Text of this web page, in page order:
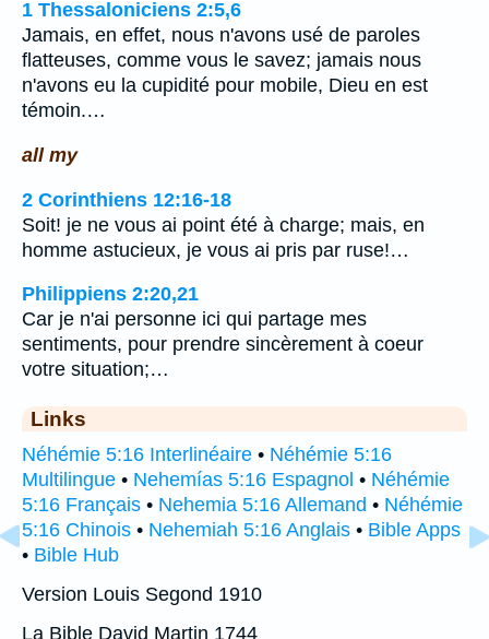
1 Thessaloniciens 2:5,6
Jamais, en effet, nous n'avons usé de paroles
flatteuses, comme vous le savez; jamais nous
n'avons eu la cupidité pour mobile, Dieu en est
témoin.…
all my
2 Corinthiens 12:16-18
Soit! je ne vous ai point été à charge; mais, en
homme astucieux, je vous ai pris par ruse!…
Philippiens 2:20,21
Car je n'ai personne ici qui partage mes
sentiments, pour prendre sincèrement à coeur
votre situation;…
Links
Néhémie 5:16 Interlinéaire • Néhémie 5:16
Multilingue • Nehemías 5:16 Espagnol • Néhémie
5:16 Français • Nehemia 5:16 Allemand • Néhémie
5:16 Chinois • Nehemiah 5:16 Anglais • Bible Apps
• Bible Hub
Version Louis Segond 1910
La Bible David Martin 1744